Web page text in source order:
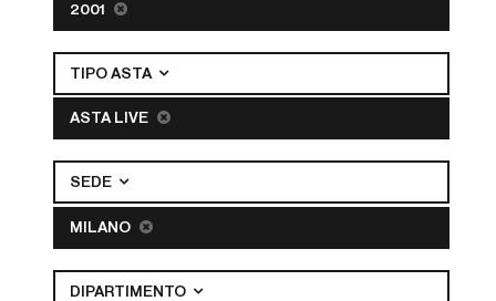
2001
TIPO ASTA
ASTA LIVE
SEDE
MILANO
DIPARTIMENTO